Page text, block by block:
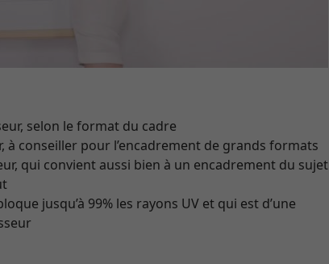
selon le format du cadre
à conseiller pour l’encadrement de grands formats
qui convient aussi bien à un encadrement du sujet
jusqu’à 99% les rayons UV et qui est d’une